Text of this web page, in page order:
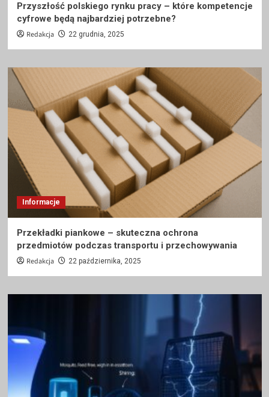
Przyszłość polskiego rynku pracy – które kompetencje
cyfrowe będą najbardziej potrzebne?
Redakcja 22 grudnia, 2025
Informacje
Przekładki piankowe – skuteczna ochrona
przedmiotów podczas transportu i przechowywania
Redakcja 22 października, 2025